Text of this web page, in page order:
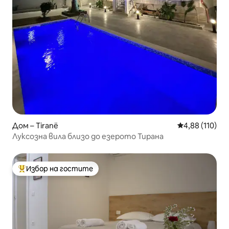
Дом – Tiranë Средна
4,88 (110)
Луксозна вила близо до езерото Тирана
Най-популярен избор на гостите
Избор на гостите